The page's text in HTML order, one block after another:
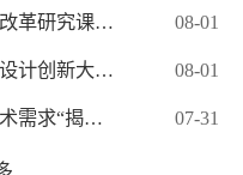
08-01
革研究课…
08-01
计创新大…
07-31
需求“揭…